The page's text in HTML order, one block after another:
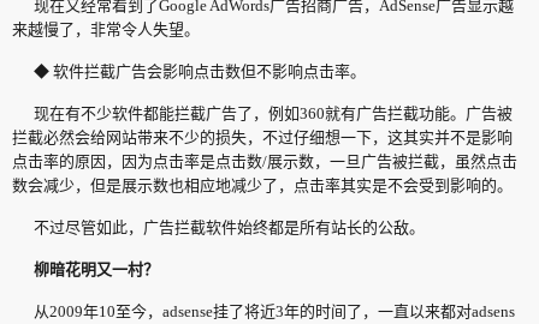
现在又经常看到了Google AdWords广告招商广告，AdSense广告显示越
来越慢了，非常令人失望。
◆ 软件拦截广告会影响点击数但不影响点击率。
现在有不少软件都能拦截广告了，例如360就有广告拦截功能。广告被
拦截必然会给网站带来不少的损失，不过仔细想一下，这其实并不是影响
点击率的原因，因为点击率是点击数/展示数，一旦广告被拦截，虽然点击
数会减少，但是展示数也相应地减少了，点击率其实是不会受到影响的。
不过尽管如此，广告拦截软件始终都是所有站长的公敌。
柳暗花明又一村？
从2009年10至今，adsense挂了将近3年的时间了，一直以来都对adsens